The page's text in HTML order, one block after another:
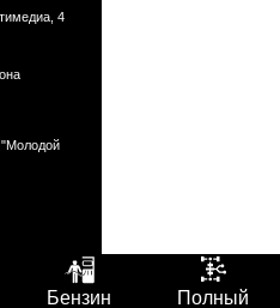
"Молодой
Бензин Полный